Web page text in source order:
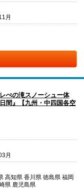
月
ぺの滝スノーシュー体
』【九州・中四国各空
月
高知県 香川県 徳島県 福岡
県 鹿児島県